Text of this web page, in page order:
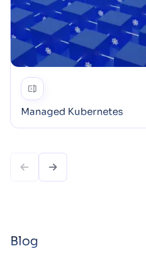
Managed Kubernetes
Auf offenen Standards aufgebaut
ready, damit sich dein Team auf
Code konzentrieren kann statt auf
von …
Blog